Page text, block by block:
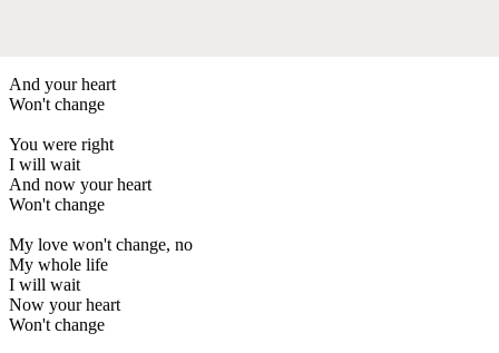
And your heart
Won't change
You were right
I will wait
And now your heart
Won't change
My love won't change, no
My whole life
I will wait
Now your heart
Won't change